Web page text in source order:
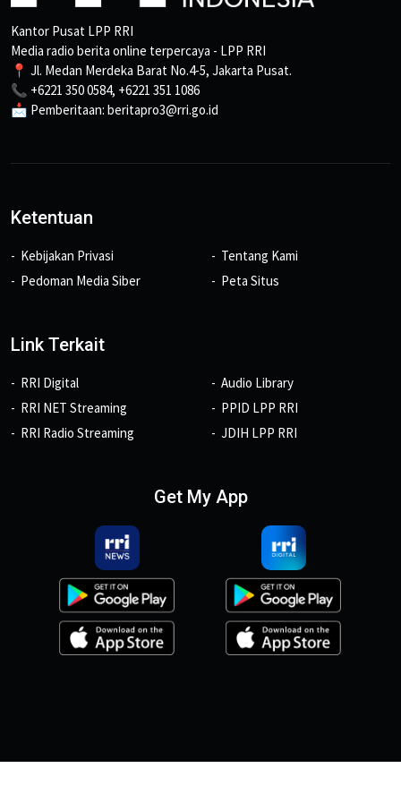
Kantor Pusat LPP RRI
Media radio berita online terpercaya - LPP RRI
📍 Jl. Medan Merdeka Barat No.4-5, Jakarta Pusat.
📞 +6221 350 0584, +6221 351 1086
📩 Pemberitaan: beritapro3@rri.go.id
Ketentuan
Kebijakan Privasi
Pedoman Media Siber
Tentang Kami
Peta Situs
Link Terkait
RRI Digital
RRI NET Streaming
RRI Radio Streaming
Audio Library
PPID LPP RRI
JDIH LPP RRI
Get My App